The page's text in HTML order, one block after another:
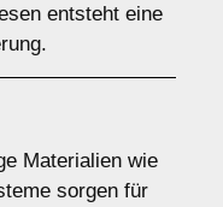
entsteht eine
Materialien wie
sorgen für